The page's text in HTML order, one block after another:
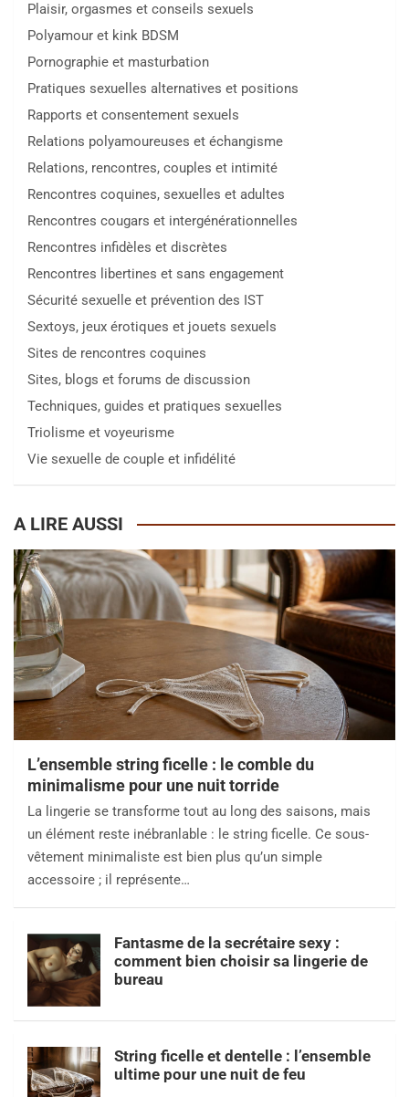
Plaisir, orgasmes et conseils sexuels
Polyamour et kink BDSM
Pornographie et masturbation
Pratiques sexuelles alternatives et positions
Rapports et consentement sexuels
Relations polyamoureuses et échangisme
Relations, rencontres, couples et intimité
Rencontres coquines, sexuelles et adultes
Rencontres cougars et intergénérationnelles
Rencontres infidèles et discrètes
Rencontres libertines et sans engagement
Sécurité sexuelle et prévention des IST
Sextoys, jeux érotiques et jouets sexuels
Sites de rencontres coquines
Sites, blogs et forums de discussion
Techniques, guides et pratiques sexuelles
Triolisme et voyeurisme
Vie sexuelle de couple et infidélité
A LIRE AUSSI
L’ensemble string ficelle : le comble du
minimalisme pour une nuit torride
La lingerie se transforme tout au long des saisons, mais
un élément reste inébranlable : le string ficelle. Ce sous-
vêtement minimaliste est bien plus qu’un simple
accessoire ; il représente…
Fantasme de la secrétaire sexy :
comment bien choisir sa lingerie de
bureau
String ficelle et dentelle : l’ensemble
ultime pour une nuit de feu